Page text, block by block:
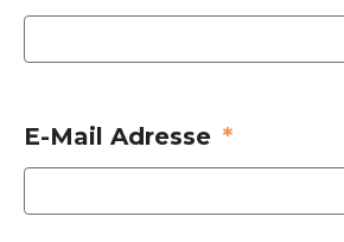
E-Mail Adresse